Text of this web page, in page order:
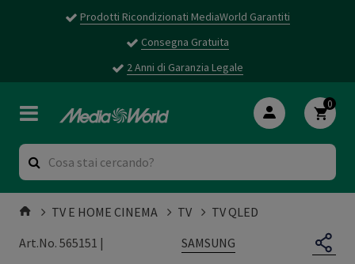
Prodotti Ricondizionati MediaWorld Garantiti
Consegna Gratuita
2 Anni di Garanzia Legale
0
TV E HOME CINEMA TV
TV QLED
Art.No. 565151 |
SAMSUNG